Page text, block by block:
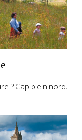
? Cap plein nord,